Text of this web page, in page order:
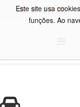
Este site usa
funções. Ao